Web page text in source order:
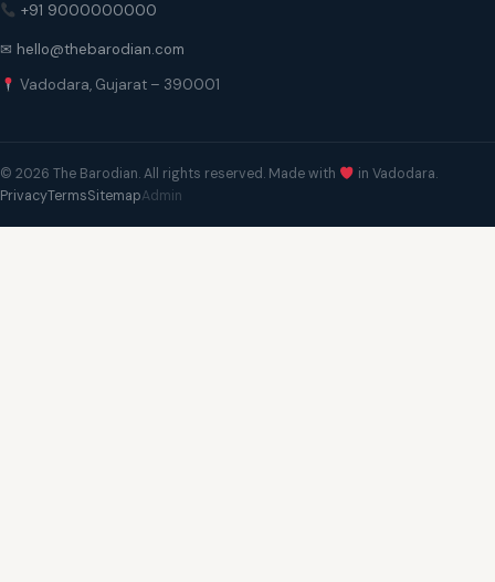
+91 9000000000
✉ hello@thebarodian.com
Vadodara, Gujarat – 390001
© 2026 The Barodian. All rights reserved. Made with
in Vadodara.
PrivacyTermsSitemapAdmin